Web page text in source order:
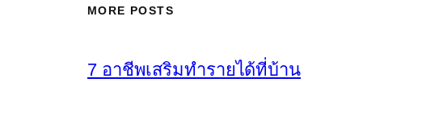
MORE POSTS
7 อาชีพเสริมทำรายได้ที่บ้าน